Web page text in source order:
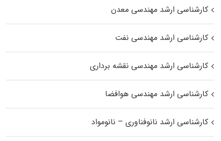
کارشناسی ارشد مهندسی معدن
کارشناسی ارشد مهندسی نفت
کارشناسی ارشد مهندسی نقشه برداری
کارشناسی ارشد مهندسی هوافضا
کارشناسی ارشد نانوفناوری – نانومواد